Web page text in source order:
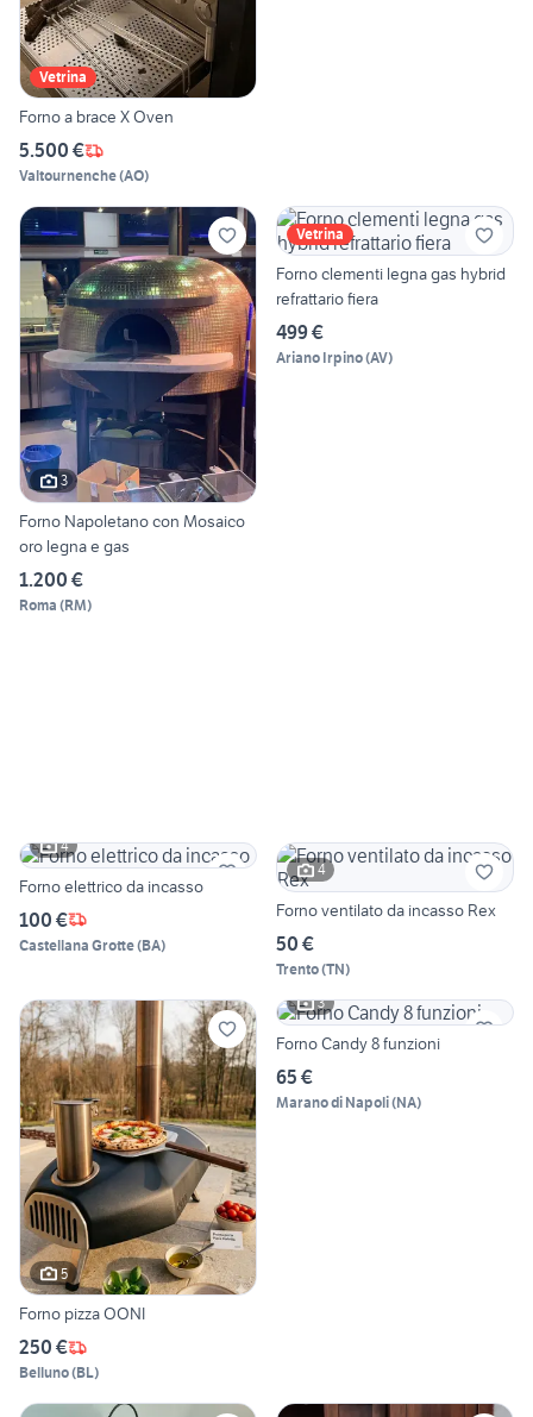
Vetrina
Forno a brace X Oven
5.500 €
Valtournenche(AO)
3
Forno Napoletano con Mosaico
oro legna e gas
1.200 €
Roma (RM)
Vetrina
Forno clementi legna gas hybrid
refrattario fiera
499 €
Ariano Irpino(AV)
4
Forno elettrico da incasso
100 €
Castellana Grotte(BA)
4
Forno ventilato da incasso Rex
50 €
Trento(TN)
5
Forno pizza OONI
250 €
Belluno(BL)
3
Forno Candy 8 funzioni
65 €
Marano di Napoli(NA)